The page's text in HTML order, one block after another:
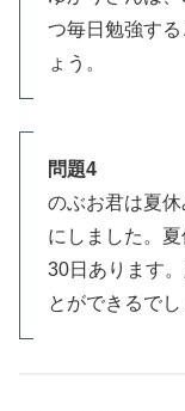
つ毎日勉強す
ょう。
問題4
のぶお君は夏
にしました。
30日あります
とができるでし